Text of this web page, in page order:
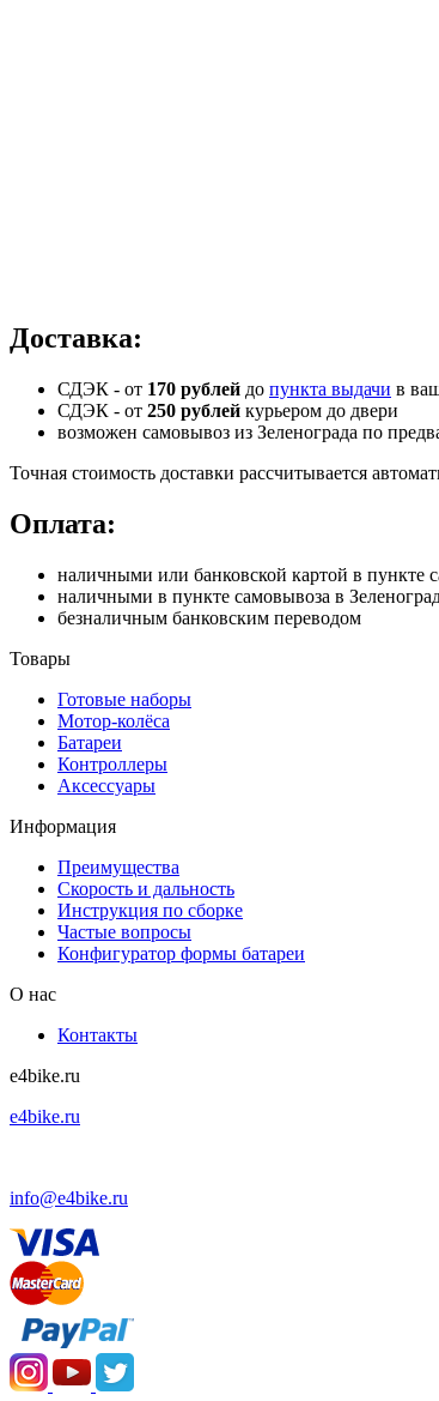
Доставка:
СДЭК - от 170 рублей до пункта выдачи в
СДЭК - от 250 рублей курьером до двери
возможен самовывоз из Зеленограда по
Точная стоимость доставки рассчитывается
Оплата:
наличными или банковской картой в пункте
наличными в пункте самовывоза в
безналичным банковским переводом
Товары
Готовые наборы
Мотор-колёса
Батареи
Контроллеры
Аксессуары
Информация
Преимущества
Скорость и дальность
Инструкция по сборке
Частые вопросы
Конфигуратор формы батареи
О нас
Контакты
e4bike.ru
e4bike.ru
info@e4bike.ru